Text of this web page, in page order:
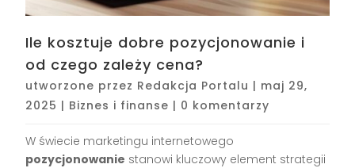
Ile kosztuje dobre pozycjonowanie i
od czego zależy cena?
utworzone przez Redakcja Portalu | maj 29,
2025 | Biznes i finanse | 0 komentarzy
W świecie marketingu internetowego
pozycjonowanie stanowi kluczowy element strategii